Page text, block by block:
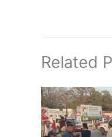
Related